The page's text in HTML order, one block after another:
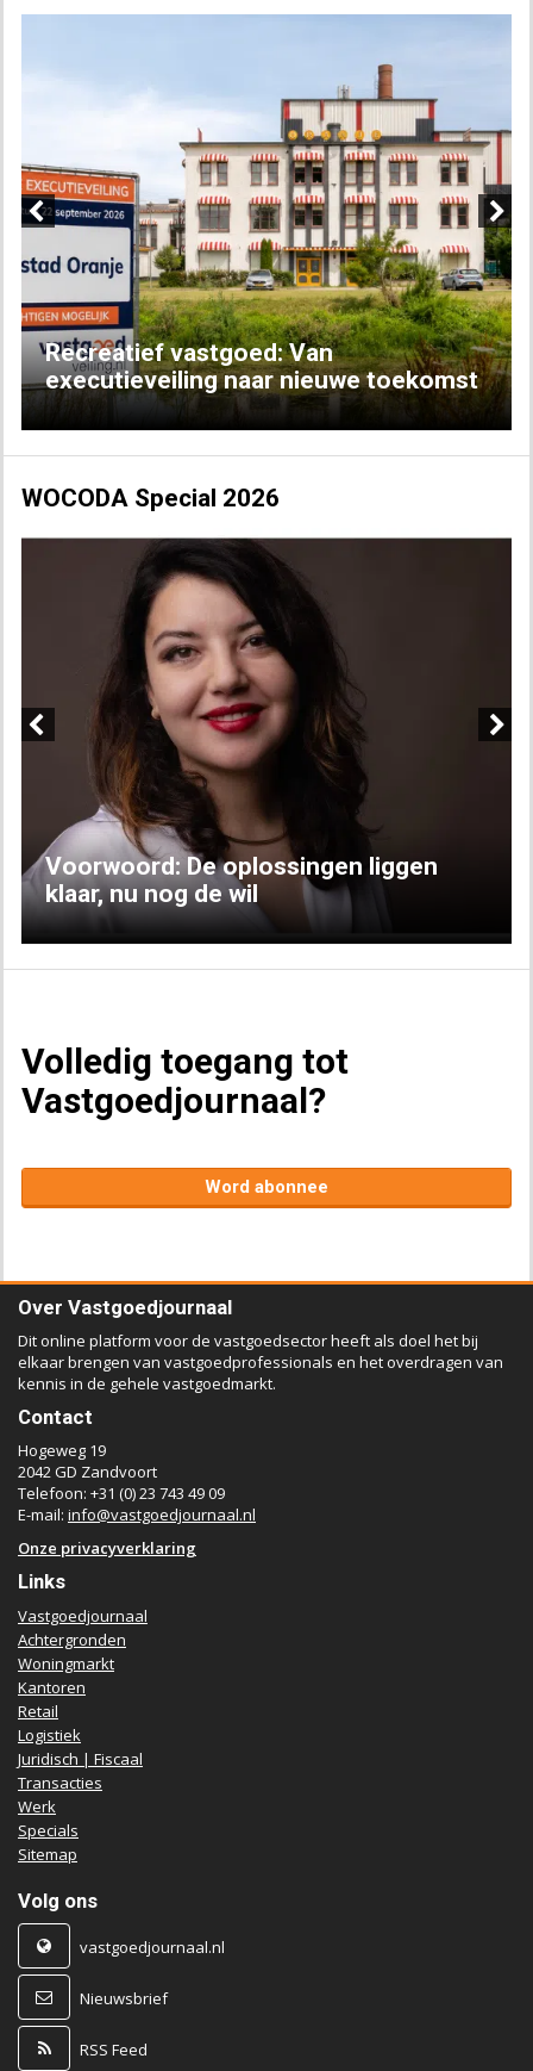
Recreatief vastgoed: Van
executieveiling naar nieuwe toekomst
Next
WOCODA Special 2026
Voorwoord: De oplossingen liggen
klaar, nu nog de wil
Volledig toegang tot
Vastgoedjournaal?
Word abonnee
Over Vastgoedjournaal
Dit online platform voor de vastgoedsector heeft als doel het bij
elkaar brengen van vastgoedprofessionals en het overdragen van
kennis in de gehele vastgoedmarkt.
Contact
Hogeweg 19
2042 GD Zandvoort
Telefoon: +31 (0) 23 743 49 09
E-mail: info@vastgoedjournaal.nl
Onze privacyverklaring
Links
Vastgoedjournaal
Achtergronden
Woningmarkt
Kantoren
Retail
Logistiek
Juridisch | Fiscaal
Transacties
Werk
Specials
Sitemap
Volg ons
vastgoedjournaal.nl
Nieuwsbrief
RSS Feed